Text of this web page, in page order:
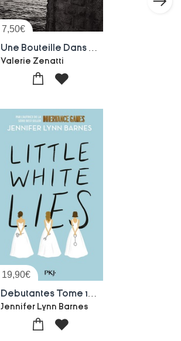
7,50€
Valerie Zenatti
19,90€
Jennifer Lynn Barnes